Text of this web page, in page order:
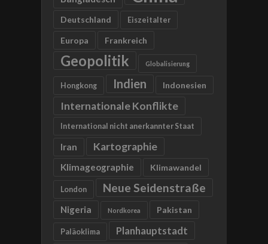
Deutschland Eiszeitalter
Europa Frankreich
Geopolitik Globalisierung
Hongkong Indien Indonesien
Internationale Konflikte
International nicht anerkannter Staat
Iran Kartographie
Klimageographie Klimawandel
London Neue Seidenstraße
Nigeria Nordkorea Pakistan
Paläoklima Planhauptstadt